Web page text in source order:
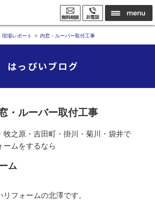
現場レポート 内窓・ルーバー取付工事
はっぴいブログ
・ルーバー取付工事
牧之原・吉田町・掛川・菊川・袋井で
ームをするなら
ム
フォームの北澤です。